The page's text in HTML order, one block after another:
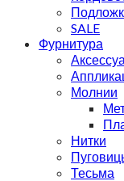
SALE
Фурнитура
Молнии
Нитки
Тесьма